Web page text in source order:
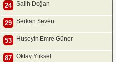
24 Salih Doğan
29 Serkan Seven
53 Hüseyin Emre Güner
87 Oktay Yüksel